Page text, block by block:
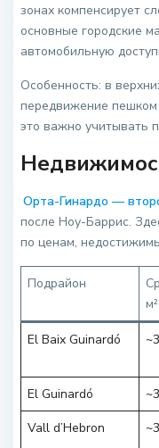
зонах компенсирует
основные городские
автомобильную
Особенность: в
передвижение
это важно учитывать
Орта-Гинардо —
после Ноу-Баррис.
по ценам,
Подрайон
м²
El Baix Guinardó
El Guinardó
Vall d’Hebron